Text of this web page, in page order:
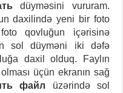
düyməsini vururam.
daxilində yeni bir foto
qovluğun içərisinə
sol düyməni iki dəfə
daxil olduq. Faylın
üçün ekranın sağ
файл üzərində sol